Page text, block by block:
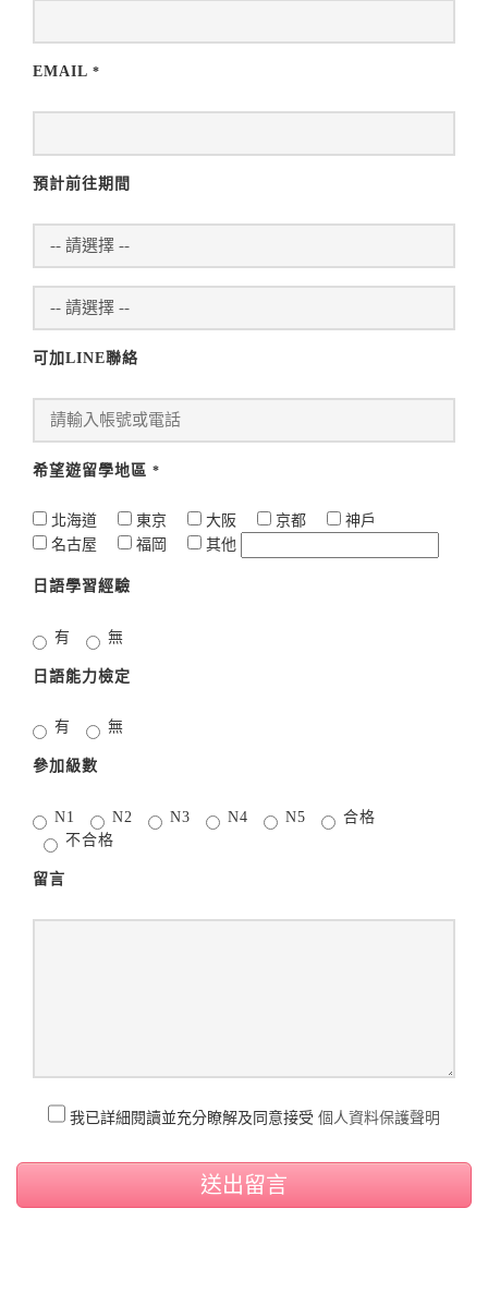
EMAIL *
預計前往期間
可加LINE聯絡
希望遊留學地區 *
北海道 東京 大阪 京都
神戶
名古屋
福岡 其他
日語學習經驗
有 無
日語能力檢定
有 無
參加級數
N1 N2 N3 N4 N5
合格
不合格
留言
我已詳細閱讀並充分瞭解及同意接受個人資料保護聲明
送出留言